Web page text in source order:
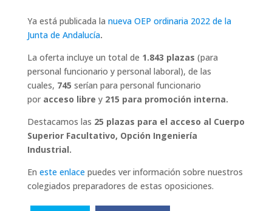
Ya está publicada la nueva OEP ordinaria 2022 de la
Junta de Andalucía.
La oferta incluye un total de 1.843 plazas (para
personal funcionario y personal laboral), de las
cuales, 745 serían para personal funcionario
por acceso libre y 215 para promoción interna.
Destacamos las 25 plazas para el acceso al Cuerpo
Superior Facultativo, Opción Ingeniería
Industrial.
En este enlacepuedes ver información sobre nuestros
colegiados preparadores de estas oposiciones.